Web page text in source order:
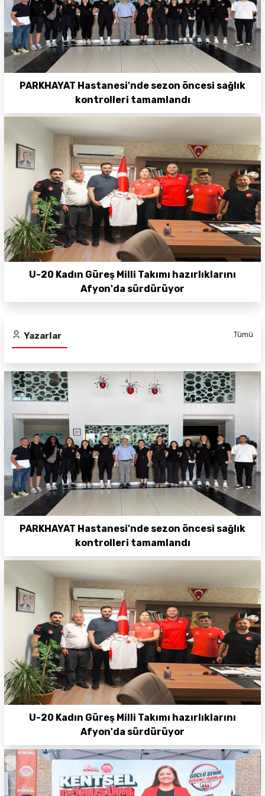
PARKHAYAT Hastanesi'nde sezon öncesi sağlık
kontrolleri tamamlandı
U-20 Kadın Güreş Milli Takımı hazırlıklarını
Afyon'da sürdürüyor
Yazarlar Tümü
PARKHAYAT Hastanesi'nde sezon öncesi sağlık
kontrolleri tamamlandı
U-20 Kadın Güreş Milli Takımı hazırlıklarını
Afyon'da sürdürüyor